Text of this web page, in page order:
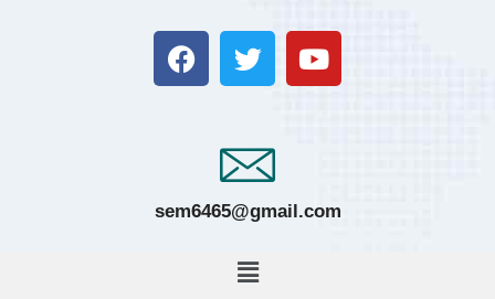
sem6465@gmail.com